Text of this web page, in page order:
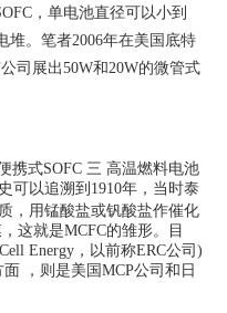
，单电池直径可以小到
堆。笔者2006年在美国底特
司展出50W和20W的微管式
携式SOFC 三 高温燃料电池
可以追溯到1910年，当时泰
，用锰酸盐或钒酸盐作催化
这就是MCFC的雏形。目
Energy，以前称ERC公司)
，则是美国MCP公司和日